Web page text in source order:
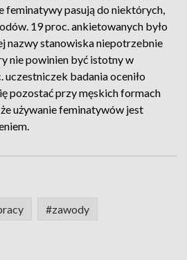
feminatywy pasują do niektórych,
19 proc. ankietowanych było
nazwy stanowiska niepotrzebnie
nie powinien być istotny w
badania oceniło
pozostać przy męskich formach
używanie feminatywów jest
#zawody